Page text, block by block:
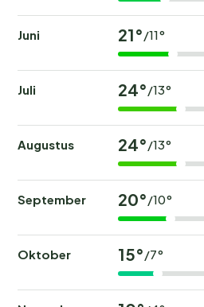
Juni 21°/11°
Juli 24°/13°
Augustus 24°/13°
September 20°/10°
Oktober 15°/7°